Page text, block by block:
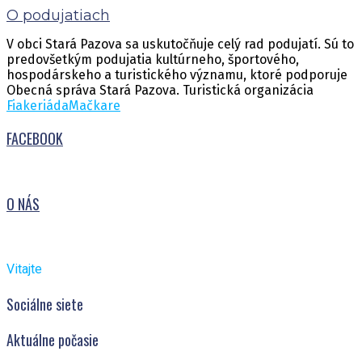
O podujatiach
V obci Stará Pazova sa uskutočňuje celý rad podujatí. Sú to
predovšetkým podujatia kultúrneho, športového,
hospodárskeho a turistického významu, ktoré podporuje
Obecná správa Stará Pazova. Turistická organizácia
FiakeriádaMačkare
FACEBOOK
O NÁS
Vitajte
Sociálne siete
Aktuálne počasie